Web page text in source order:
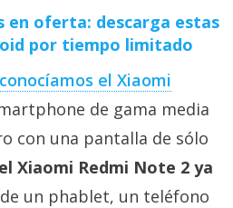
en oferta: descarga estas
por tiempo limitado
conocíamos el Xiaomi
de gama media
con una pantalla de sólo
el Xiaomi Redmi Note 2 ya
un phablet, un teléfono